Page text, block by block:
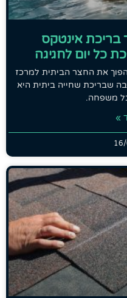
בריכת אינטקס
את החצר הביתית למרכז
שבריכת שחייה ביתית היא
משפחה.
»